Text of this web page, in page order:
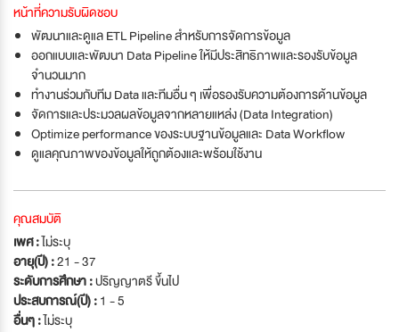
หน้าที่ความรับผิดชอบ
พัฒนาและดูแล ETL Pipeline สำหรับการจัดการข้อมูล
ออกแบบและพัฒนา Data Pipeline ให้มีประสิทธิภาพและรองรับข้อมูล
จำนวนมาก
ทำงานร่วมกับทีม Data และทีมอื่น ๆ เพื่อรองรับความต้องการด้านข้อมูล
จัดการและประมวลผลข้อมูลจากหลายแหล่ง (Data Integration)
Optimize performance ของระบบฐานข้อมูลและ Data Workflow
ดูแลคุณภาพของข้อมูลให้ถูกต้องและพร้อมใช้งาน
คุณสมบัติ
เพศ :ไม่ระบุ
อายุ(ปี) :21 - 37
ระดับการศึกษา :ปริญญาตรี ขึ้นไป
ประสบการณ์(ปี) :1 - 5
อื่นๆ :ไม่ระบุ